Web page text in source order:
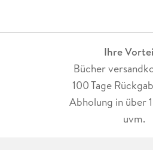
5. 3 . . . Presets . . . 134
6. Die richtige Kamera . . . 139
Ihre
Bücher
100 Tage
Abholung in über
uvm.